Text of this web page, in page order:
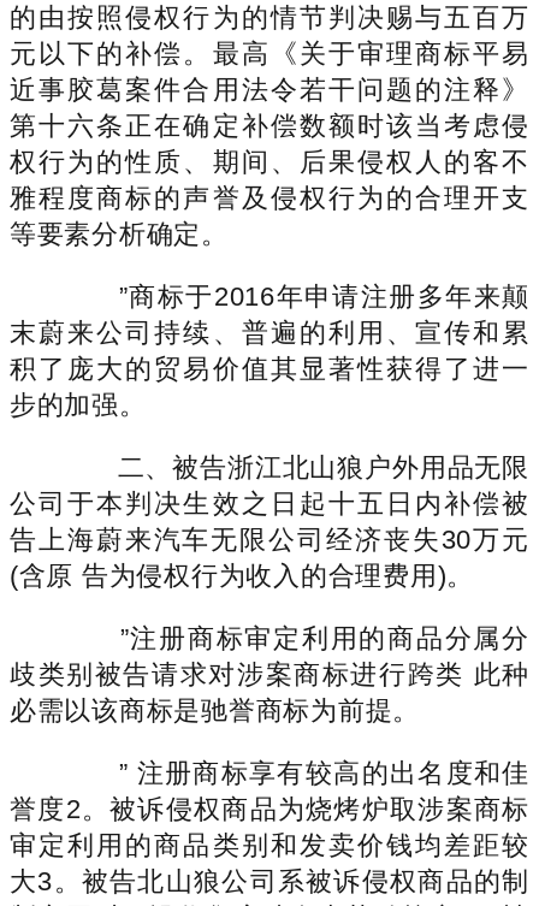
的由按照侵权行为的情节判决赐与五百万
元以下的补偿。最高《关于审理商标平易
近事胶葛案件合用法令若干问题的注释》
第十六条正在确定补偿数额时该当考虑侵
权行为的性质、期间、后果侵权人的客不
雅程度商标的声誉及侵权行为的合理开支
等要素分析确定。
”商标于2016年申请注册多年来颠
末蔚来公司持续、普遍的利用、宣传和累
积了庞大的贸易价值其显著性获得了进一
步的加强。
二、被告浙江北山狼户外用品无限
公司于本判决生效之日起十五日内补偿被
告上海蔚来汽车无限公司经济丧失30万元
(含原 告为侵权行为收入的合理费用)。
”注册商标审定利用的商品分属分
歧类别被告请求对涉案商标进行跨类 此种
必需以该商标是驰誉商标为前提。
” 注册商标享有较高的出名度和佳
誉度2。被诉侵权商品为烧烤炉取涉案商标
审定利用的商品类别和发卖价钱均差距较
大3。被告北山狼公司系被诉侵权商品的制